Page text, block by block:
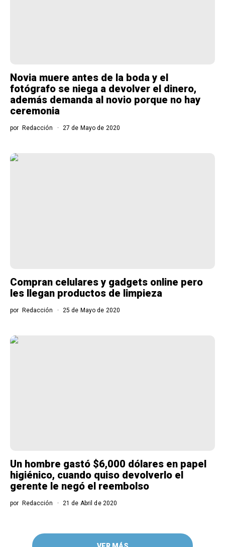
Novia muere antes de la boda y el
fotógrafo se niega a devolver el dinero,
además demanda al novio porque no hay
ceremonia
por Redacción 27 de Mayo de 2020
Compran celulares y gadgets online pero
les llegan productos de limpieza
por Redacción 25 de Mayo de 2020
Un hombre gastó $6,000 dólares en papel
higiénico, cuando quiso devolverlo el
gerente le negó el reembolso
por Redacción 21 de Abril de 2020